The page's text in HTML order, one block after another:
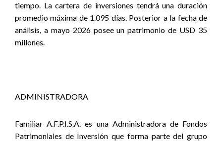
tiempo. La cartera de inversiones tendrá una duración
promedio máxima de 1.095 días. Posterior a la fecha de
análisis, a mayo 2026 posee un patrimonio de USD 35
millones.
ADMINISTRADORA
Familiar A.F.P.I.S.A. es una Administradora de Fondos
Patrimoniales de Inversión que forma parte del grupo